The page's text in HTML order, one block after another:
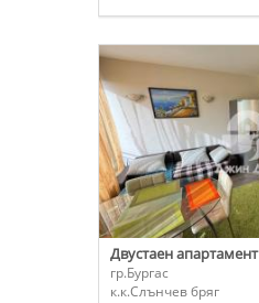
Двустаен апартамент
гр.Бургас
к.к.Слънчев бряг